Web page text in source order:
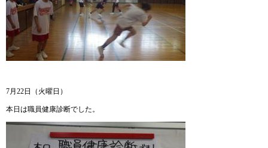
7月22日（火曜日）
本日は職員健康診断でした。